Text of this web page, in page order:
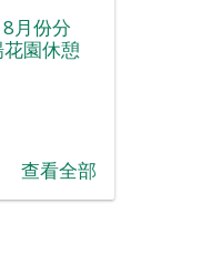
月份分
園休憩
查看全部